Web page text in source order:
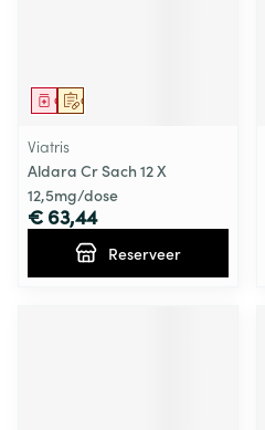
Op voorschrift
Geneesmiddel
Viatris
Aldara Cr Sach 12 X
12,5mg/dose
€ 63,44
Reserveer